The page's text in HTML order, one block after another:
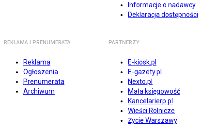
Informacje o nadawcy
Deklaracja dostępności
REKLAMA I PRENUMERATA
Reklama
Ogłoszenia
Prenumerata
Archiwum
PARTNERZY
E-kiosk.pl
E-gazety.pl
Nexto.pl
Mała księgowość
Kancelarierp.pl
Wieści Rolnicze
Życie Warszawy